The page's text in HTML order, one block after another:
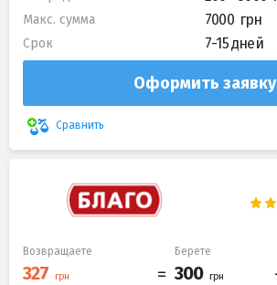
Макс. сумма 7000
Срок 7-15 дней
Оформить заявку
Сравнить
Возвращаете Берете